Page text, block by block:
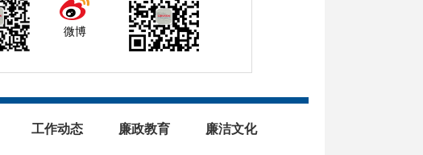
微博
工作动态 廉政教育 廉洁文化